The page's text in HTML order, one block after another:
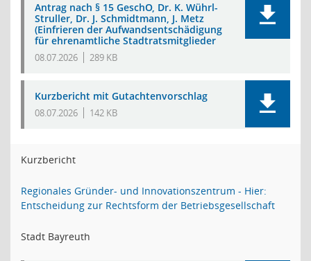
Antrag nach § 15 GeschO, Dr. K. Wührl-
Struller, Dr. J. Schmidtmann, J. Metz
(Einfrieren der Aufwandsentschädigung
für ehrenamtliche Stadtratsmitglieder
08.07.2026 289 KB
Kurzbericht mit Gutachtenvorschlag
08.07.2026 142 KB
Kurzbericht
Regionales Gründer- und Innovationszentrum - Hier:
Entscheidung zur Rechtsform der Betriebsgesellschaft
Stadt Bayreuth